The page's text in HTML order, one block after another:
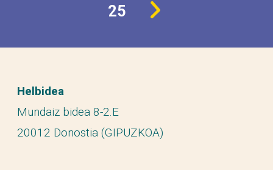
25
Helbidea
Mundaiz bidea 8-2.E
20012 Donostia (GIPUZKOA)